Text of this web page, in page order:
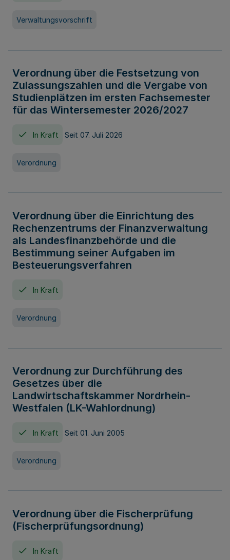
Verwaltungsvorschrift
Verordnung über die Festsetzung von
Zulassungszahlen und die Vergabe von
Studienplätzen im ersten Fachsemester
für das Wintersemester 2026/2027
In Kraft Seit 07. Juli 2026
Verordnung
Verordnung über die Einrichtung des
Rechenzentrums der Finanzverwaltung
als Landesfinanzbehörde und die
Bestimmung seiner Aufgaben im
Besteuerungsverfahren
In Kraft
Verordnung
Verordnung zur Durchführung des
Gesetzes über die
Landwirtschaftskammer Nordrhein-
Westfalen (LK-Wahlordnung)
In Kraft Seit 01. Juni 2005
Verordnung
Verordnung über die Fischerprüfung
(Fischerprüfungsordnung)
In Kraft